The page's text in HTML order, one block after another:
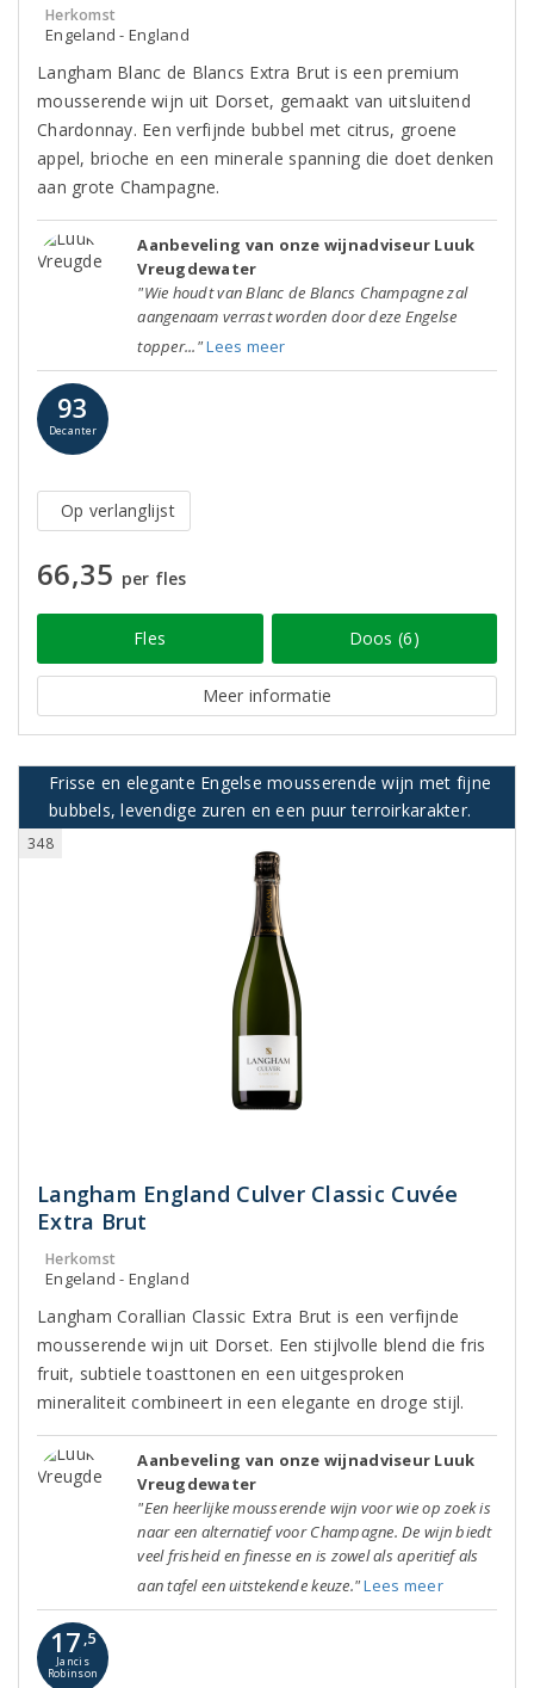
Herkomst
Engeland - England
Langham Blanc de Blancs Extra Brut is een premium
mousserende wijn uit Dorset, gemaakt van uitsluitend
Chardonnay. Een verfijnde bubbel met citrus, groene
appel, brioche en een minerale spanning die doet denken
aan grote Champagne.
Aanbeveling van onze wijnadviseur Luuk
Vreugdewater
"Wie houdt van Blanc de Blancs Champagne zal
aangenaam verrast worden door deze Engelse
topper..."Lees meer
93
Decanter
Op verlanglijst
66,35 per fles
Fles Doos (6)
Meer informatie
Frisse en elegante Engelse mousserende wijn met fijne
bubbels, levendige zuren en een puur terroirkarakter.
348
Langham England Culver Classic Cuvée
Extra Brut
Herkomst
Engeland - England
Langham Corallian Classic Extra Brut is een verfijnde
mousserende wijn uit Dorset. Een stijlvolle blend die fris
fruit, subtiele toasttonen en een uitgesproken
mineraliteit combineert in een elegante en droge stijl.
Aanbeveling van onze wijnadviseur Luuk
Vreugdewater
"Een heerlijke mousserende wijn voor wie op zoek is
naar een alternatief voor Champagne. De wijn biedt
veel frisheid en finesse en is zowel als aperitief als
aan tafel een uitstekende keuze."Lees meer
17 ,5
Jancis
Robinson